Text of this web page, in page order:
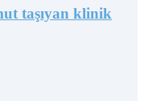
taşıyan klinik